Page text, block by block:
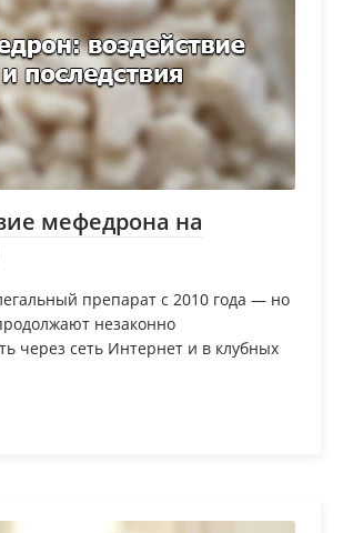
мефедрона на
препарат с 2010 года — но
незаконно
через сеть Интернет и в клубных